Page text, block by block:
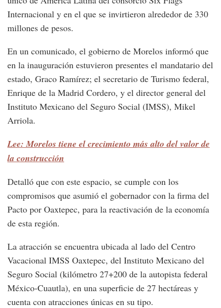
Internacional y en el que se invirtieron alrededor de 330
millones de pesos.
En un comunicado, el gobierno de Morelos informó que
en la inauguración estuvieron presentes el mandatario del
estado, Graco Ramírez; el secretario de Turismo federal,
Enrique de la Madrid Cordero, y el director general del
Instituto Mexicano del Seguro Social (IMSS), Mikel
Arriola.
Lee: Morelos tiene el crecimiento más alto del valor de
la construcción
Detalló que con este espacio, se cumple con los
compromisos que asumió el gobernador con la firma del
Pacto por Oaxtepec, para la reactivación de la economía
de esta región.
La atracción se encuentra ubicada al lado del Centro
Vacacional IMSS Oaxtepec, del Instituto Mexicano del
Seguro Social (kilómetro 27+200 de la autopista federal
México-Cuautla), en una superficie de 27 hectáreas y
cuenta con atracciones únicas en su tipo.